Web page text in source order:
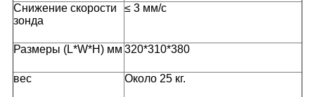
Снижение скорости
зонда
≤ 3 мм/с
Размеры (L*W*H) мм 320*310*380
вес Около 25 кг.